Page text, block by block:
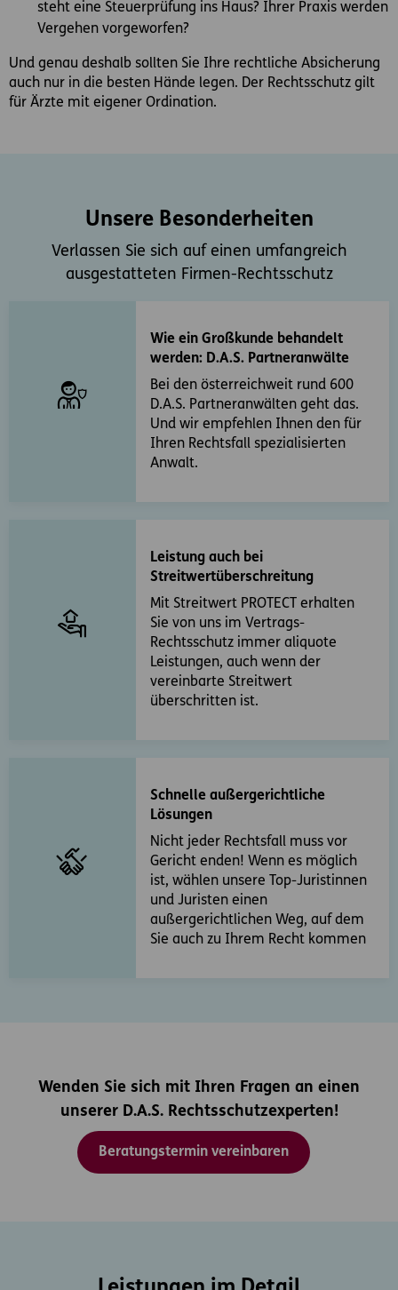
steht eine Steuerprüfung ins Haus? Ihrer Praxis werden
Vergehen vorgeworfen?
Und genau deshalb sollten Sie Ihre rechtliche Absicherung
auch nur in die besten Hände legen. Der Rechtsschutz gilt
für Ärzte mit eigener Ordination.
Unsere Besonderheiten
Verlassen Sie sich auf einen umfangreich
ausgestatteten Firmen-Rechtsschutz
Wie ein Großkunde behandelt
werden: D.A.S. Partneranwälte
Bei den österreichweit rund 600
D.A.S. Partneranwälten geht das.
Und wir empfehlen Ihnen den für
Ihren Rechtsfall spezialisierten
Anwalt.
Leistung auch bei
Streitwertüberschreitung
Mit Streitwert PROTECT erhalten
Sie von uns im Vertrags-
Rechtsschutz immer aliquote
Leistungen, auch wenn der
vereinbarte Streitwert
überschritten ist.
Schnelle außergerichtliche
Lösungen
Nicht jeder Rechtsfall muss vor
Gericht enden! Wenn es möglich
ist, wählen unsere Top-Juristinnen
und Juristen einen
außergerichtlichen Weg, auf dem
Sie auch zu Ihrem Recht kommen
Wenden Sie sich mit Ihren Fragen an einen
unserer D.A.S. Rechtsschutzexperten!
Beratungstermin vereinbaren